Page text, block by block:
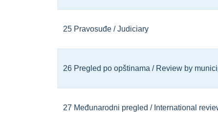
25 Pravosuđe / Judiciary
26 Pregled po opštinama / Review by
27 Međunarodni pregled / International